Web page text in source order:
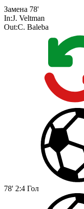
Замена 78'
In:J. Veltman
Out:C. Baleba
78' 2:4 Гол